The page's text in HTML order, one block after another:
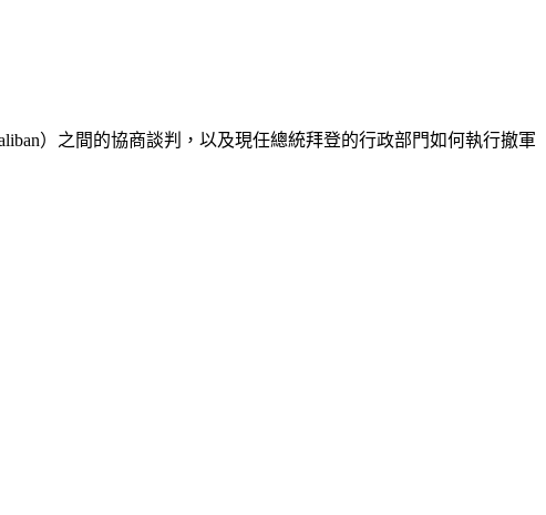
）之間的協商談判，以及現任總統拜登的行政部門如何執行撤軍